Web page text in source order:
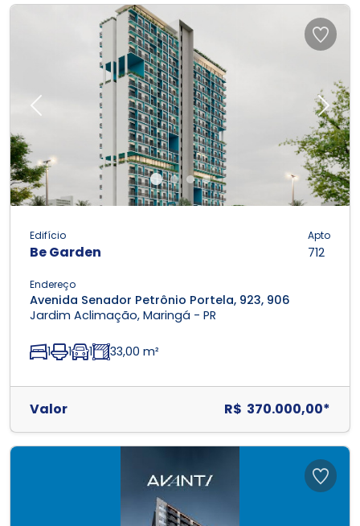
Previous Next
Edifício
Be Garden
Apto
712
Endereço
Avenida Senador Petrônio Portela, 923, 906
Jardim Aclimação, Maringá - PR
1 1 1 33,00 m²
Valor R$ 370.000,00*